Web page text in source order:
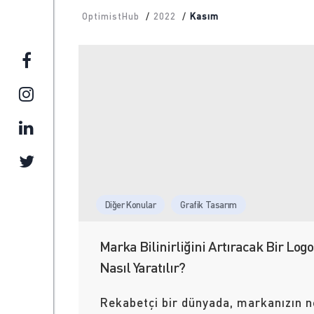
OptimistHub / 2022 / Kasım
Diğer Konular Grafik Tasarım
Marka Bilinirliğini Artıracak Bir Logo
Nasıl Yaratılır?
Rekabetçi bir dünyada, markanızın